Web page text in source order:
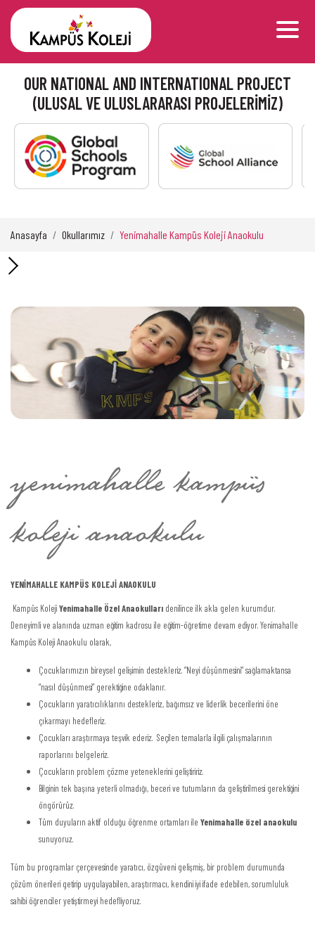
OUR NATIONAL AND INTERNATIONAL PROJECT
(ULUSAL VE ULUSLARARASI PROJELERİMİZ)
Anasayfa Okullarımız Yenimahalle Kampüs Koleji Anaokulu
Yenimahalle Kampüs Koleji Anaokulu
Yenimahalle Kampüs Koleji Ortaokulu
İvedik Kampüs And. Lisesi
yenimahalle kampüs
koleji anaokulu
YENİMAHALLE KAMPÜS KOLEJİ ANAOKULU
Kampüs KolejiYenimahalle Özel Anaokulları denilince ilk akla gelen kurumdur.
Deneyimli ve alanında uzman eğitim kadrosu ile eğitim-öğretime devam ediyor. Yenimahalle
Kampüs Koleji Anaokulu olarak,
Çocuklarımızın bireysel gelişimin destekleriz. ”Neyi düşünmesini” sağlamaktansa
“nasıl düşünmesi” gerektiğine odaklanır.
Çocukların yaratıcılıklarını destekleriz, bağımsız ve liderlik becerilerini öne
çıkarmayı hedefleriz.
Çocukları araştırmaya teşvik ederiz. Seçilen temalarla ilgili çalışmalarının
raporlarını belgeleriz.
Çocukların problem çözme yeteneklerini geliştiririz.
Bilginin tek başına yeterli olmadığı, beceri ve tutumların da geliştirilmesi gerektiğini
öngörürüz.
Tüm duyuların aktif olduğu öğrenme ortamları ile Yenimahalle özel anaokulu
sunuyoruz.
Tüm bu programlar çerçevesinde yaratıcı, özgüveni gelişmiş, bir problem durumunda
çözüm önerileri getirip uygulayabilen, araştırmacı, kendini iyi ifade edebilen, sorumluluk
sahibi öğrenciler yetiştirmeyi hedefliyoruz.